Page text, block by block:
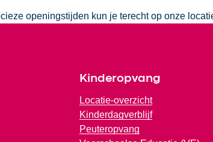
openingstijden kun je terecht op onze
Kinderopvang
Locatie-overzicht
Kinderdagverblijf
Peuteropvang